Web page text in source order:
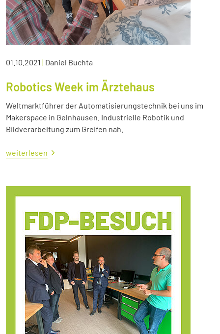
01.10.2021 | Daniel Buchta
Robotics Week im Ärztehaus
Weltmarktführer der Automatisierungstechnik bei uns im
Makerspace in Gelnhausen. Industrielle Robotik und
Bildverarbeitung zum Greifen nah.
weiterlesen